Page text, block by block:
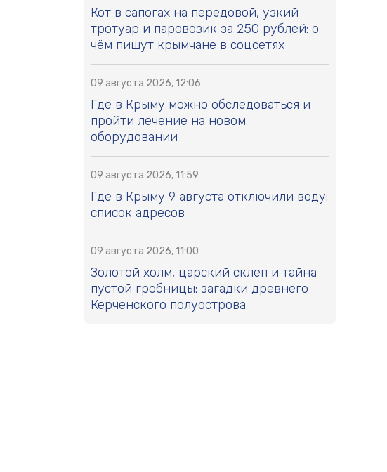
Кот в сапогах на передовой, узкий
тротуар и паровозик за 250 рублей: о
чём пишут крымчане в соцсетях
09 августа 2026, 12:06
Где в Крыму можно обследоваться и
пройти лечение на новом
оборудовании
09 августа 2026, 11:59
Где в Крыму 9 августа отключили воду:
список адресов
09 августа 2026, 11:00
Золотой холм, царский склеп и тайна
пустой гробницы: загадки древнего
Керченского полуострова